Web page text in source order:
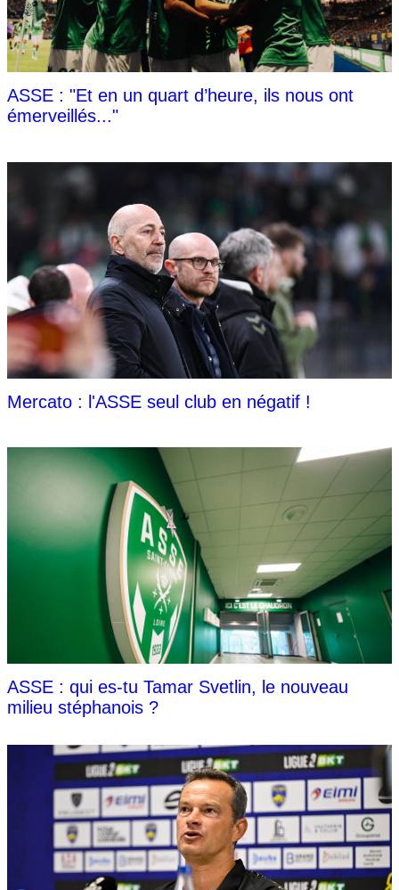
ASSE : "Et en un quart d’heure, ils nous ont
émerveillés..."
Mercato : l'ASSE seul club en négatif !
ASSE : qui es-tu Tamar Svetlin, le nouveau
milieu stéphanois ?